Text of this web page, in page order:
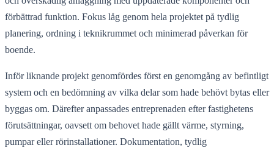
förbättrad funktion. Fokus låg genom hela projektet på tydlig
planering, ordning i teknikrummet och minimerad påverkan för
boende.
Inför liknande projekt genomfördes först en genomgång av befintligt
system och en bedömning av vilka delar som hade behövt bytas eller
byggas om. Därefter anpassades entreprenaden efter fastighetens
förutsättningar, oavsett om behovet hade gällt värme, styrning,
pumpar eller rörinstallationer. Dokumentation, tydlig